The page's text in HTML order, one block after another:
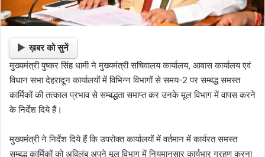
ख़बर को सुनें
मुख्यमंत्री पुष्कर सिंह धामी ने मुख्यमंत्री सचिवालय कार्यालय, आवास कार्यालय एवं
विधान सभा देहरादून कार्यालयों में विभिन्न विभागों से समय-2 पर सम्बद्ध समस्त
कार्मिकों की तत्काल प्रभाव से सम्बद्धता समाप्त कर उनके मूल विभाग में वापस करने
के निर्देश दिये हैं।
मुख्यमंत्री ने निर्देश दिये हैं कि उपरोक्त कार्यालयों में वर्तमान में कार्यरत समस्त
सम्बद्ध कार्मिकों को अविलंब अपने मूल विभाग में नियमानुसार कार्यभार ग्रहण करना